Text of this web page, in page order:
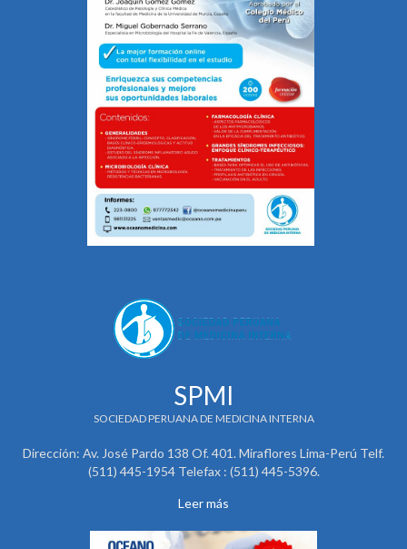
SPMI
SOCIEDAD PERUANA DE MEDICINA INTERNA
Dirección: Av. José Pardo 138 Of. 401. Miraflores Lima-Perú Telf.
(511) 445-1954 Telefax : (511) 445-5396.
Leer más